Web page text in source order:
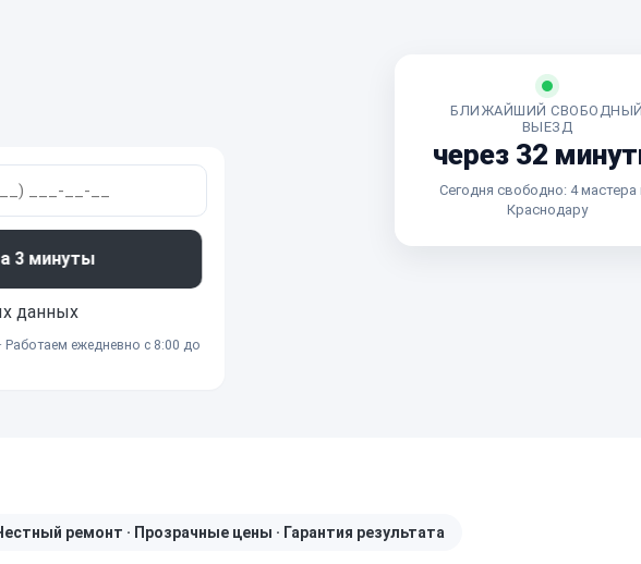
3 минуты
данных
Работаем ежедневно с 8:00 до
БЛИЖАЙШИЙ СВОБОДНЫЙ
ВЫЕЗД
через 32
Сегодня свободно: 4 мастера
Краснодару
ремонт · Прозрачные цены · Гарантия результата